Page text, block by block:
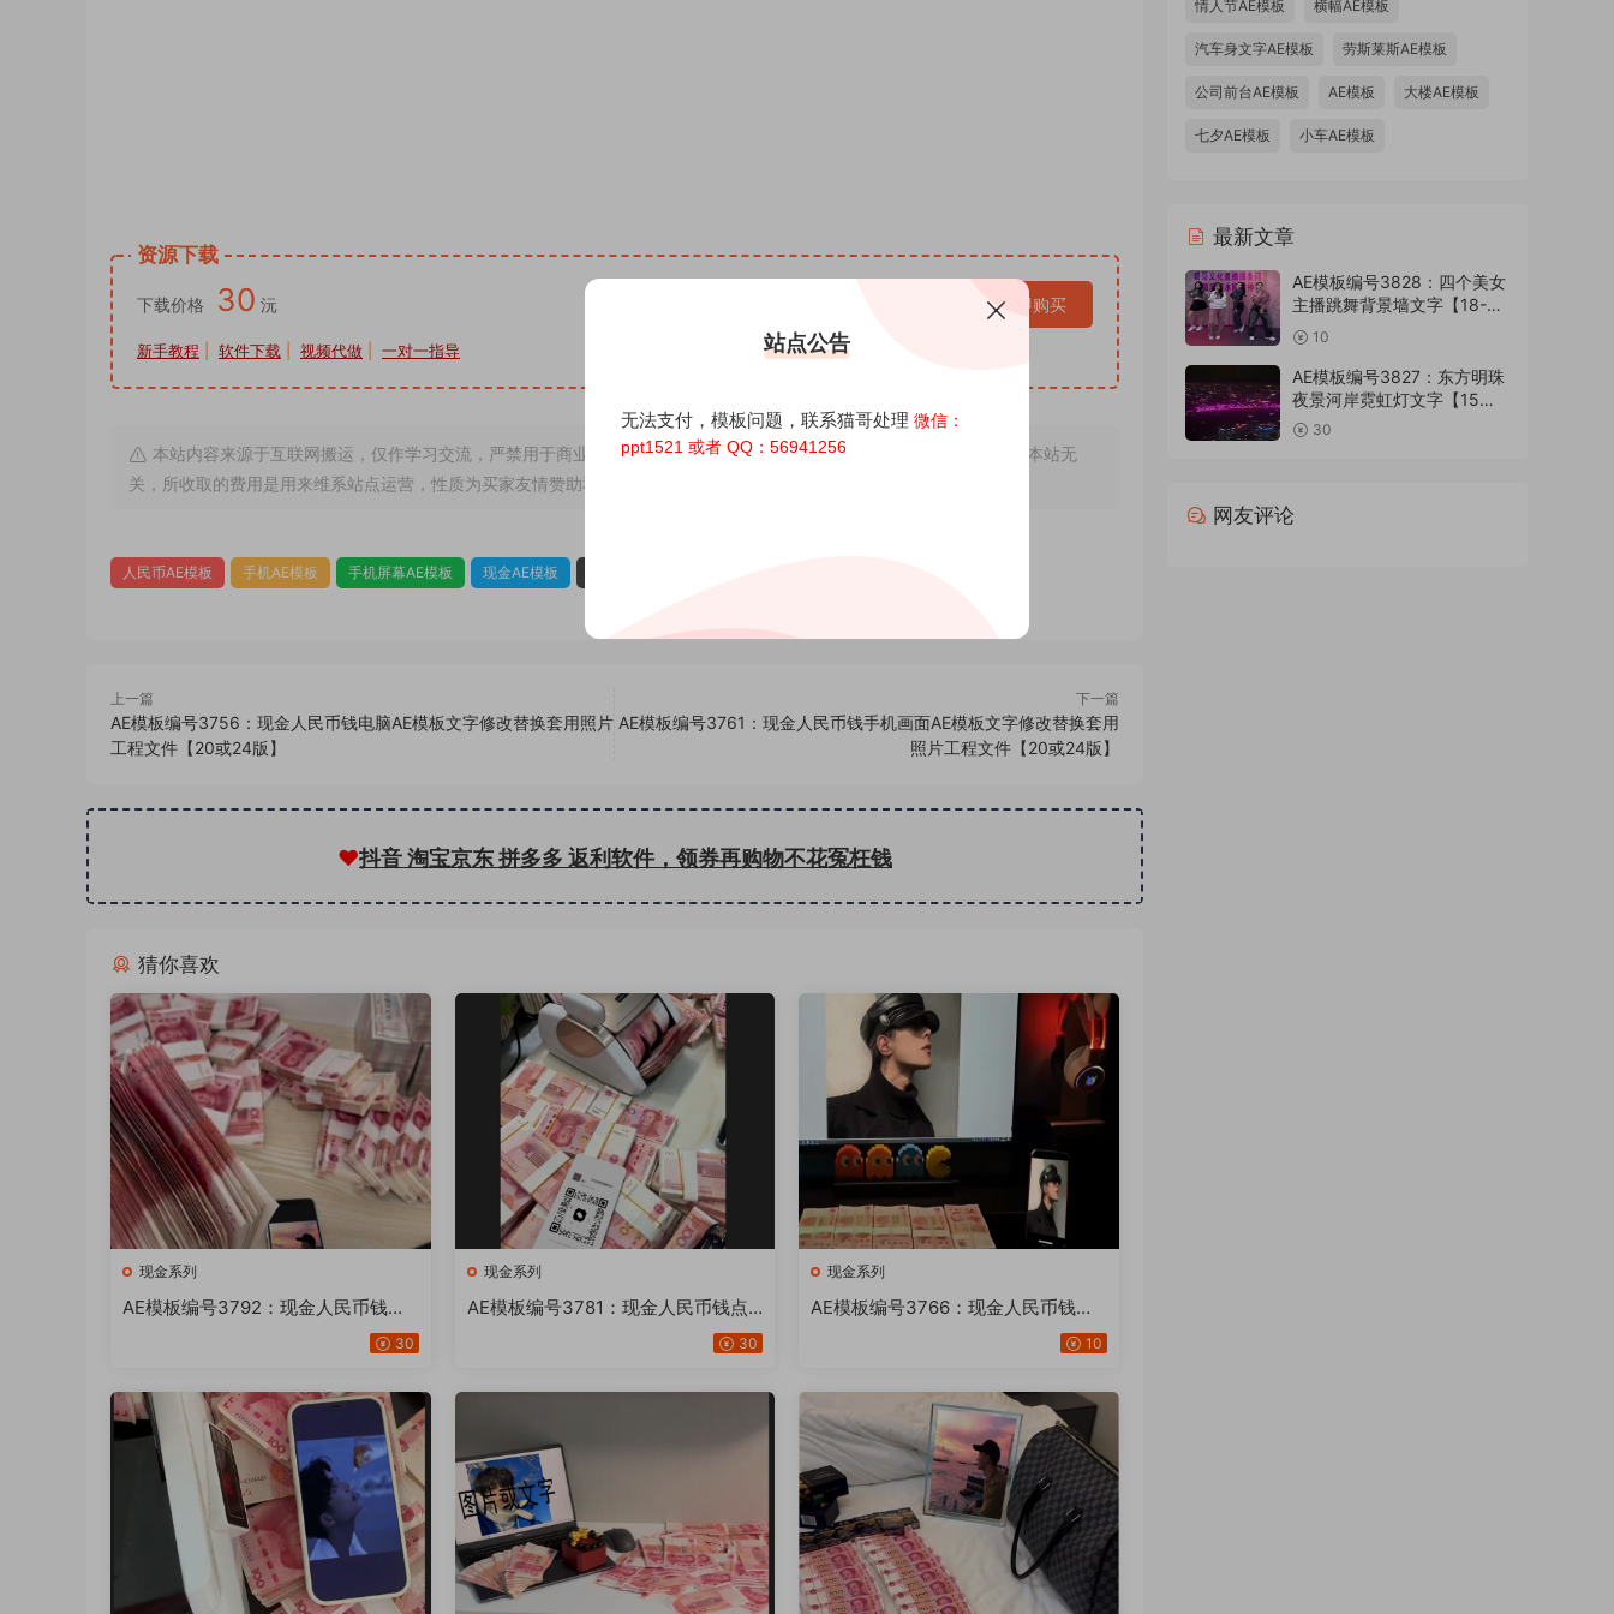
资源下载
下载价格 30 沅 立即购买
新手教程 软件下载 视频代做 一对一指导
本站内容来源于互联网搬运，仅作学习交流，严禁用于商业用途，若因非法使用引起的纠纷一切后果由使用者承担，与本站无
关，所收取的费用是用来维系站点运营，性质为买家友情赞助和打赏，下单购买者即默认为同意本申明
人民币AE模板 手机AE模板 手机屏幕AE模板 现金AE模板
上一篇
AE模板编号3756：现金人民币钱电脑AE模板文字修改替换套用照片
工程文件【20或24版】
下一篇
AE模板编号3761：现金人民币钱手机画面AE模板文字修改替换套用
照片工程文件【20或24版】
❤抖音 淘宝京东 拼多多 返利软件，领券再购物不花冤枉钱
猜你喜欢
现金系列
AE模板编号3792：现金人民币钱手
机画面AE模板文字修改替换套用照片
30
现金系列
AE模板编号3781：现金人民币钱点
钞机2部手机画面AE模板文字修改替
换套用照片工程文件生成器软件【20
30
现金系列
AE模板编号3766：现金人民币钱电
脑手机画面AE模板文字修改替换套用
照片工程文件软件生成器【21版】
10
情人节AE模板 横幅AE模板
汽车身文字AE模板 劳斯莱斯AE模板
公司前台AE模板 AE模板 大楼AE模板
七夕AE模板 小车AE模板
最新文章
AE模板编号3828：四个美女
主播跳舞背景墙文字【18-24
版】
10
AE模板编号3827：东方明珠
夜景河岸霓虹灯文字【15
版】
30
网友评论
站点公告
无法支付，模板问题，联系猫哥处理 微信：
ppt1521 或者 QQ：56941256